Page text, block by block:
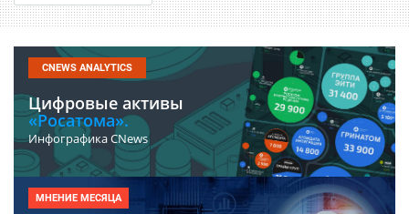
CNEWS ANALYTICS
Цифровые активы
«Росатома».
Инфографика CNews
МНЕНИЕ МЕСЯЦА